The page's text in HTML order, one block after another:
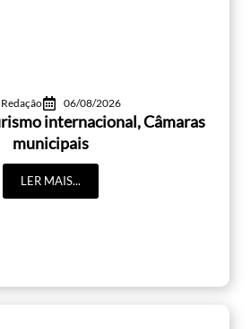
Redação 06/08/2026
internacional, Câmaras
municipais
LER MAIS...